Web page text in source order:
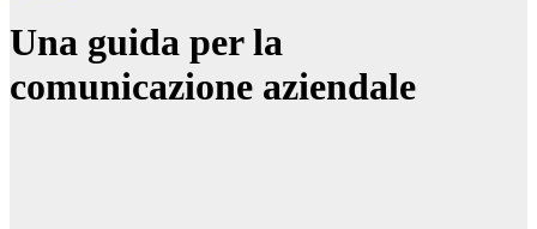
Una guida per la
comunicazione aziendale